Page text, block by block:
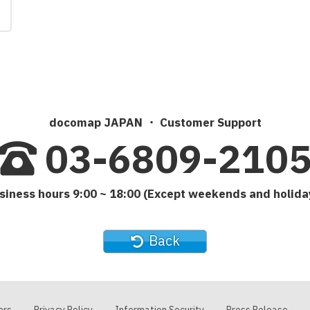
docomap JAPAN ・ Customer Support
03-6809-2105
hours 9:00 ~ 18:00 (Except weekends and
Back